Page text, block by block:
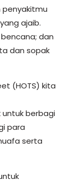
penyakitmu
ajaib.
dan
dan sopak
(HOTS) kita
berbagi
para
serta